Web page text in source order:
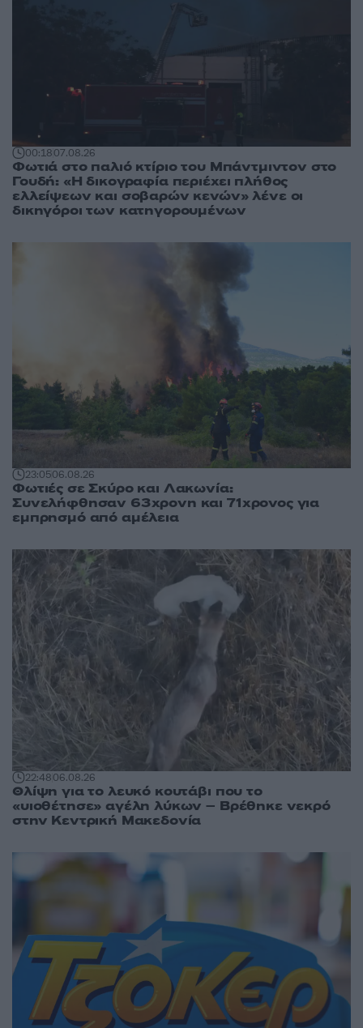
00:1807.08.26
Φωτιά στο παλιό κτίριο του Μπάντμιντον στο
Γουδή: «Η δικογραφία περιέχει πλήθος
ελλείψεων και σοβαρών κενών» λένε οι
δικηγόροι των κατηγορουμένων
23:0506.08.26
Φωτιές σε Σκύρο και Λακωνία:
Συνελήφθησαν 63χρονη και 71χρονος για
εμπρησμό από αμέλεια
22:4806.08.26
Θλίψη για το λευκό κουτάβι που το
«υιοθέτησε» αγέλη λύκων – Βρέθηκε νεκρό
στην Κεντρική Μακεδονία